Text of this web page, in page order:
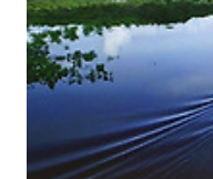
주 섬세하게 표현이 됩니다. 좋
느껴지는데요. 사진 , 동영상,